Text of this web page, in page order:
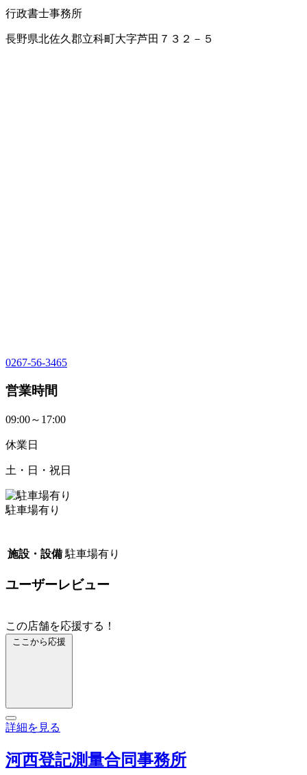
行政書士事務所
長野県北佐久郡立科町大字芦田７３２－５
0267-56-3465
営業時間
09:00～17:00
休業日
土・日・祝日
駐車場有り
施設・設備 駐車場有り
ユーザーレビュー
この店舗を応援する！
ここから応援
詳細を見る
河西登記測量合同事務所